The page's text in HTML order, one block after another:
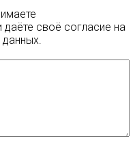
своё согласие на